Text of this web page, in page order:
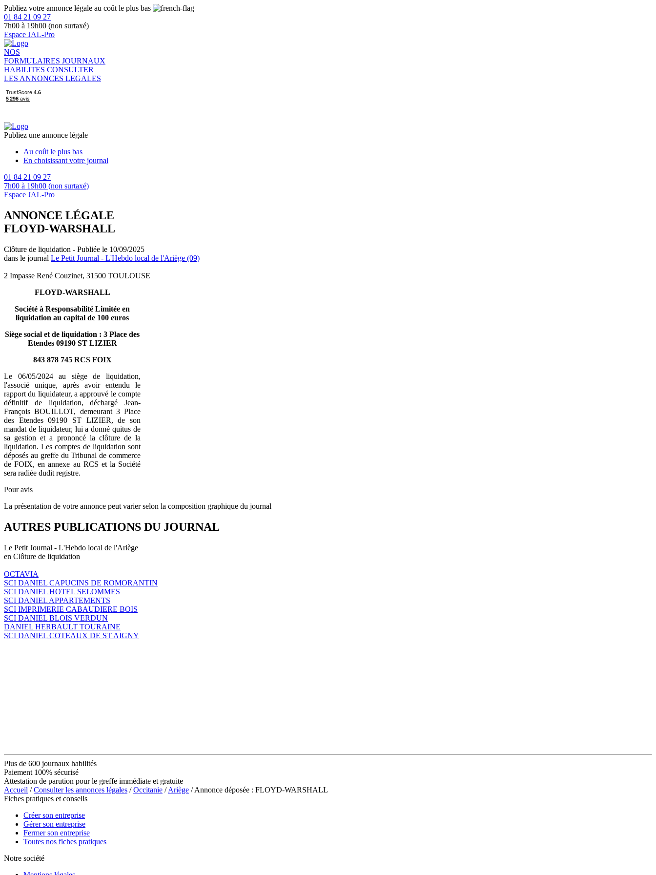
Publiez votre annonce légale au coût le plus bas
01 84 21 09 27
7h00 à 19h00 (non surtaxé)
Espace JAL-Pro
NOS
FORMULAIRES JOURNAUX
HABILITES CONSULTER
LES ANNONCES LEGALES
Publiez une annonce légale
Au coût le plus bas
En choisissant votre journal
01 84 21 09 27
7h00 à 19h00 (non surtaxé)
Espace JAL-Pro
ANNONCE LÉGALE
FLOYD-WARSHALL
Clôture de liquidation - Publiée le 10/09/2025
dans le journal Le Petit Journal - L'Hebdo local de l'Ariège (09)
2 Impasse René Couzinet, 31500 TOULOUSE
FLOYD-WARSHALL
Société à Responsabilité Limitée en
liquidation au capital de 100 euros
Siège social et de liquidation : 3 Place des
Etendes 09190 ST LIZIER
843 878 745 RCS FOIX
Le 06/05/2024 au siège de liquidation,
l'associé unique, après avoir entendu le
rapport du liquidateur, a approuvé le compte
définitif de liquidation, déchargé Jean-
François BOUILLOT, demeurant 3 Place
des Etendes 09190 ST LIZIER, de son
mandat de liquidateur, lui a donné quitus de
sa gestion et a prononcé la clôture de la
liquidation. Les comptes de liquidation sont
déposés au greffe du Tribunal de commerce
de FOIX, en annexe au RCS et la Société
sera radiée dudit registre.
Pour avis
La présentation de votre annonce peut varier selon la composition graphique du journal
AUTRES PUBLICATIONS DU JOURNAL
Le Petit Journal - L'Hebdo local de l'Ariège
en Clôture de liquidation
OCTAVIA
SCI DANIEL CAPUCINS DE ROMORANTIN
SCI DANIEL HOTEL SELOMMES
SCI DANIEL APPARTEMENTS
SCI IMPRIMERIE CABAUDIERE BOIS
SCI DANIEL BLOIS VERDUN
DANIEL HERBAULT TOURAINE
SCI DANIEL COTEAUX DE ST AIGNY
Plus de 600 journaux habilités
Paiement 100% sécurisé
Attestation de parution pour le greffe immédiate et gratuite
Accueil /Consulter les annonces légales /Occitanie /Ariège / Annonce déposée : FLOYD-WARSHALL
Fiches pratiques et conseils
Créer son entreprise
Gérer son entreprise
Fermer son entreprise
Toutes nos fiches pratiques
Notre société